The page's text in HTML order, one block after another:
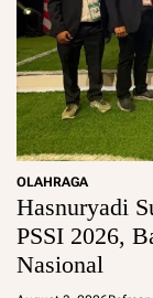
OLAHRAGA
Hasnuryadi
PSSI 2026,
Nasional